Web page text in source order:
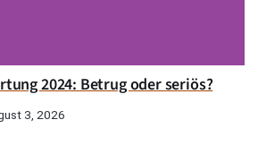
2024: Betrug oder seriös?
3, 2026